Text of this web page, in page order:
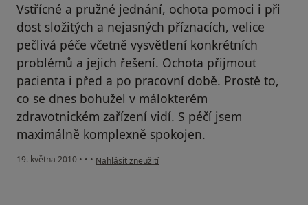
Vstřícné a pružné jednání, ochota pomoci i při
dost složitých a nejasných příznacích, velice
pečlivá péče včetně vysvětlení konkrétních
problémů a jejich řešení. Ochota přijmout
pacienta i před a po pracovní době. Prostě to,
co se dnes bohužel v málokterém
zdravotnickém zařízení vidí. S péčí jsem
maximálně komplexně spokojen.
19. května 2010 • • • podle názoru uživatele Váš účet byl odstraněn
Nahlásit zneužití